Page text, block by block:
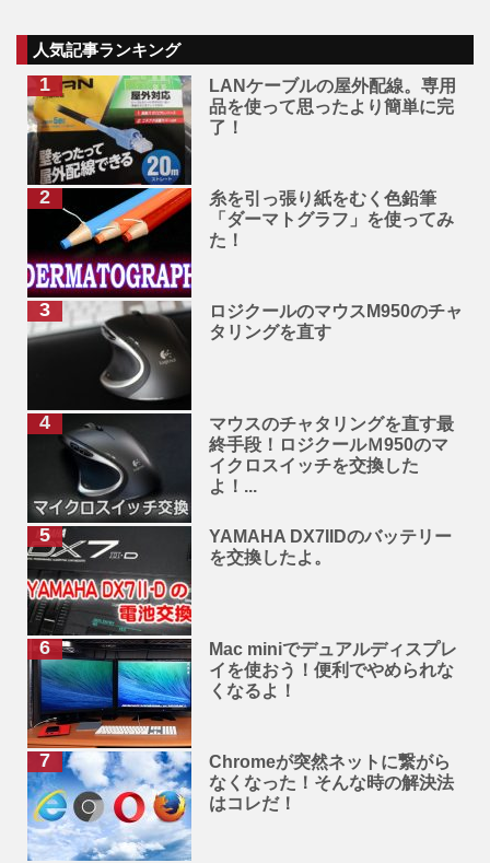
人気記事ランキング
LANケーブルの屋外配線。専用
品を使って思ったより簡単に完
了！
糸を引っ張り紙をむく色鉛筆
「ダーマトグラフ」を使ってみ
た！
ロジクールのマウスM950のチャ
タリングを直す
マウスのチャタリングを直す最
終手段！ロジクールＭ950のマ
イクロスイッチを交換した
よ！...
YAMAHA DX7IIDのバッテリー
を交換したよ。
Mac miniでデュアルディスプレ
イを使おう！便利でやめられな
くなるよ！
Chromeが突然ネットに繋がら
なくなった！そんな時の解決法
はコレだ！